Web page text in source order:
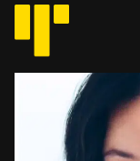
Hopp
innhold